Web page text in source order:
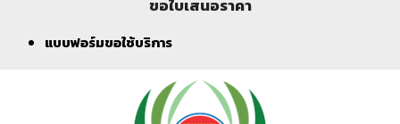
ขอใบเสนอราคา
แบบฟอร์มขอใช้บริการ